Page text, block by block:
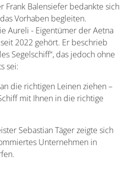
Frank Balensiefer bedankte sich
Vorhaben begleiten.
Aureli - Eigentümer der Aetna
2022 gehört. Er beschrieb
Segelschiff“, das jedoch ohne
sei:
die richtigen Leinen ziehen –
mit Ihnen in die richtige
Sebastian Täger zeigte sich
Unternehmen in